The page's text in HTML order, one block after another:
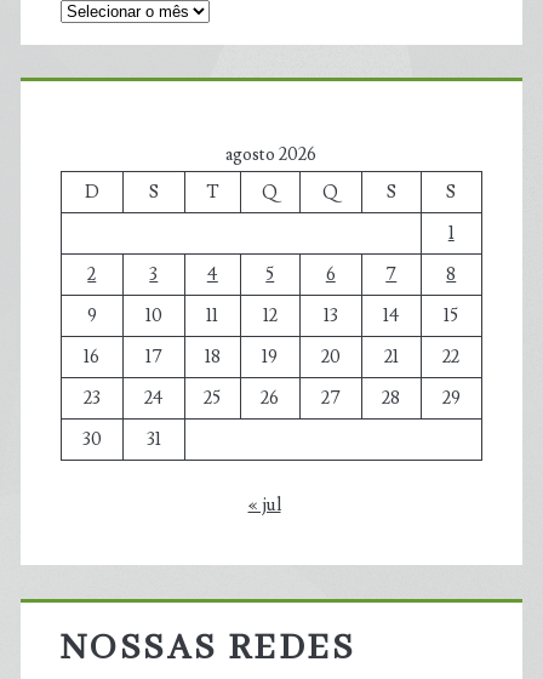
agosto 2026
D
S T Q Q S
S
1
2
3 4 5 6 7
8
9
10 11 12 13 14
15
16
17 18 19 20 21
22
23
24 25 26 27 28
29
30
31
« jul
NOSSAS REDES